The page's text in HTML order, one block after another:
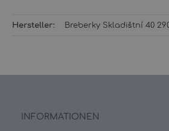
Hersteller: Breberky Skladištní 40
INFORMATIONEN